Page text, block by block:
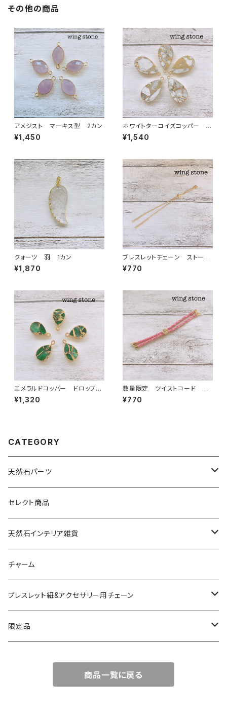
その他の商品
アメジスト マーキス型 2カン
¥1,450
ホワイトターコイズコッパー 雫
型 1カン
¥1,540
クォーツ 羽 1カン
¥1,870
ブレスレットチェーン ストーン
付き ゴールド
¥770
エメラルドコッパー ドロップ
型 1カン
¥1,320
数量限定 ツイストコード ス
ライダーブレスレット ベビーピ
ンク
¥770
CATEGORY
天然石パーツ
天然石
ドゥルージー
ソーラークォーツ
コッパー
アゲート
セレクト商品
天然石インテリア雑貨
天然石スライスコースター
天然石キャンドルホルダー
チャーム
ブレスレット紐&アクセサリー用チェーン
ネックレスチェーン
ブレスレット紐
限定品
summer Box
商品一覧に戻る